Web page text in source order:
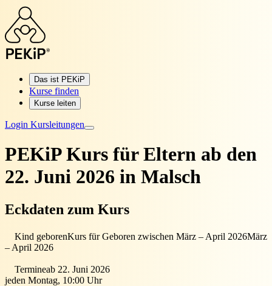
Das ist PEKiP
Kurse finden
Kurse leiten
Login Kursleitungen
PEKiP Kurs für Eltern ab den
22. Juni 2026 in Malsch
Eckdaten zum Kurs
Kind geborenKurs für Geboren zwischen März – April 2026März
– April 2026
Termineab 22. Juni 2026
jeden Montag, 10:00 Uhr